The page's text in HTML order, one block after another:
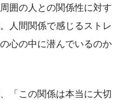
囲の人との関係性に対す
人間関係で感じるストレ
心の中に潜んでいるのか
「この関係は本当に大切